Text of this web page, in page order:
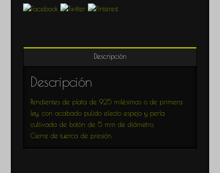
Descripción
Descripción
Pendientes de plata de 925 milésimas o de primera
ley, con acabado pulido efecto espejo y perla
cultivada de botón de 5 mm de diámetro.
Cierre de tuerca de presión.